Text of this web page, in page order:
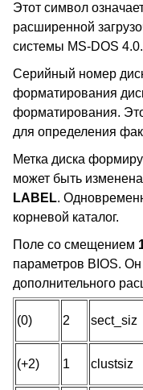
Этот символ
расширенной
системы MS-DOS 4.0.
Серийный номер
форматирования
форматирования.
для определения
Метка диска
может быть
LABEL.
корневой каталог.
Поле со смещением
параметров BIOS. Он
дополнительного
(0) 2 sect_siz
(+2) 1 clustsiz